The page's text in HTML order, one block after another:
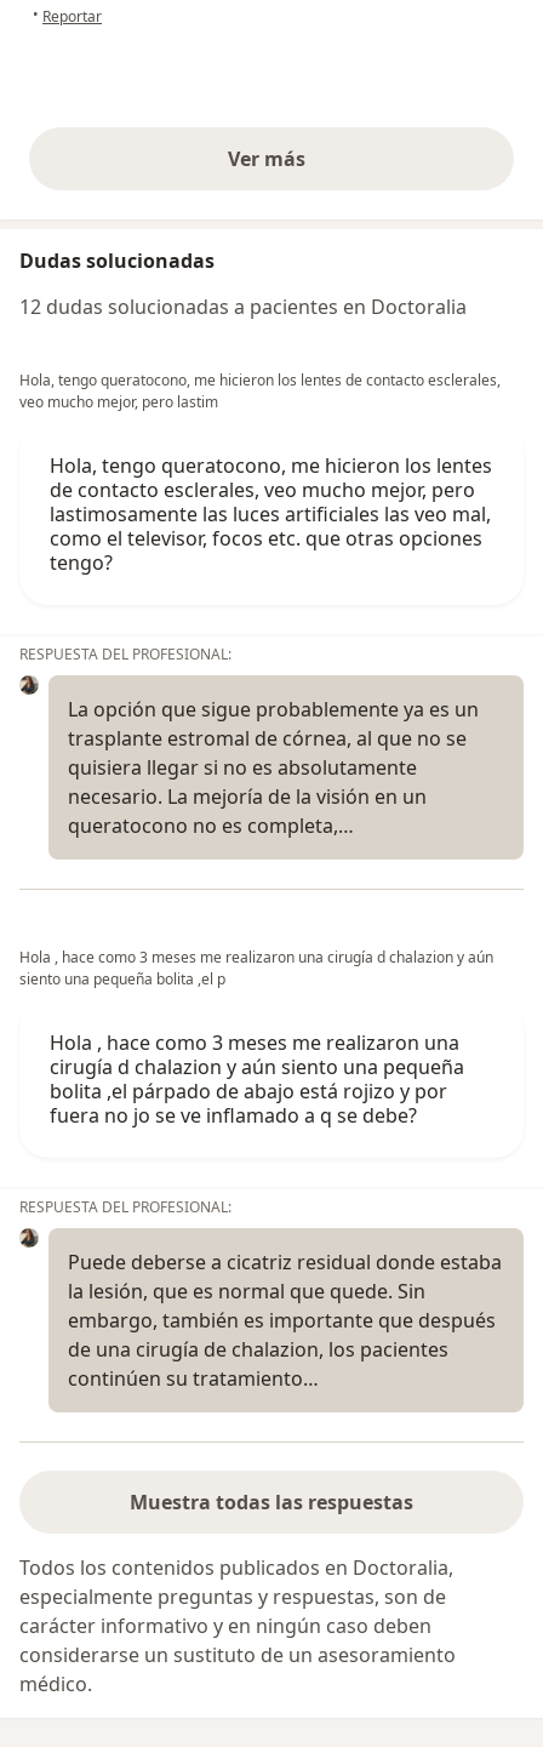
• en opinión del usuario Manuela Gomez
Reportar
Ver másopiniones anteriores
Dudas solucionadas
12 dudas solucionadas a pacientes en Doctoralia
Hola, tengo queratocono, me hicieron los lentes de contacto esclerales,
veo mucho mejor, pero lastim
Hola, tengo queratocono, me hicieron los lentes
de contacto esclerales, veo mucho mejor, pero
lastimosamente las luces artificiales las veo mal,
como el televisor, focos etc. que otras opciones
tengo?
RESPUESTA DEL PROFESIONAL:
La opción que sigue probablemente ya es un
trasplante estromal de córnea, al que no se
quisiera llegar si no es absolutamente
necesario. La mejoría de la visión en un
queratocono no es completa,…
Hola , hace como 3 meses me realizaron una cirugía d chalazion y aún
siento una pequeña bolita ,el p
Hola , hace como 3 meses me realizaron una
cirugía d chalazion y aún siento una pequeña
bolita ,el párpado de abajo está rojizo y por
fuera no jo se ve inflamado a q se debe?
RESPUESTA DEL PROFESIONAL:
Puede deberse a cicatriz residual donde estaba
la lesión, que es normal que quede. Sin
embargo, también es importante que después
de una cirugía de chalazion, los pacientes
continúen su tratamiento…
Muestra todas las respuestas
Todos los contenidos publicados en Doctoralia,
especialmente preguntas y respuestas, son de
carácter informativo y en ningún caso deben
considerarse un sustituto de un asesoramiento
médico.